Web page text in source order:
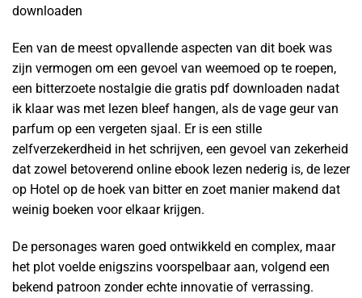
downloaden
Een van de meest opvallende aspecten van dit boek was
zijn vermogen om een gevoel van weemoed op te roepen,
een bitterzoete nostalgie die gratis pdf downloaden nadat
ik klaar was met lezen bleef hangen, als de vage geur van
parfum op een vergeten sjaal. Er is een stille
zelfverzekerdheid in het schrijven, een gevoel van zekerheid
dat zowel betoverend online ebook lezen nederig is, de lezer
op Hotel op de hoek van bitter en zoet manier makend dat
weinig boeken voor elkaar krijgen.
De personages waren goed ontwikkeld en complex, maar
het plot voelde enigszins voorspelbaar aan, volgend een
bekend patroon zonder echte innovatie of verrassing.